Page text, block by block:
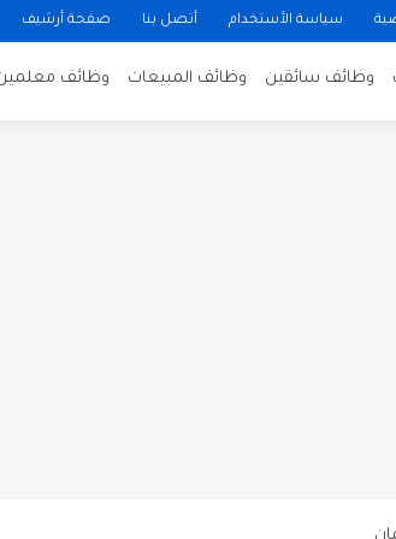
سياسة الأستخدام أتصل بنا صفحة أرشيف
وظائف سائقين وظائف المبيعات وظائف